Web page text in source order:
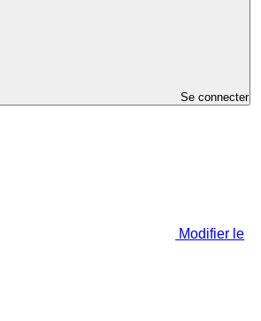
Se connecter
Modifier le